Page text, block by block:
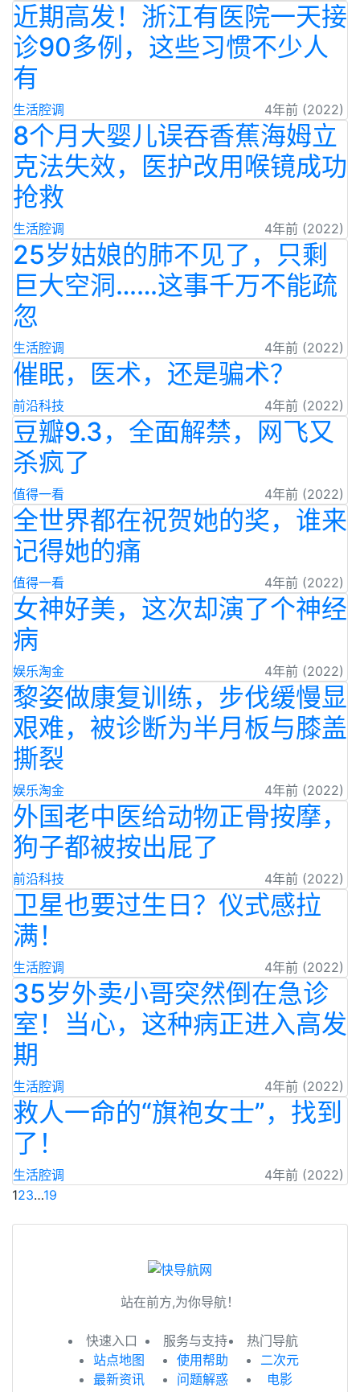
近期高发！浙江有医院一天接
诊90多例，这些习惯不少人
有
生活腔调 4年前 (2022)
8个月大婴儿误吞香蕉海姆立
克法失效，医护改用喉镜成功
抢救
生活腔调 4年前 (2022)
25岁姑娘的肺不见了，只剩
巨大空洞……这事千万不能疏
忽
生活腔调 4年前 (2022)
催眠，医术，还是骗术？
前沿科技 4年前 (2022)
​豆瓣9.3，全面解禁，网飞又
杀疯了
值得一看 4年前 (2022)
全世界都在祝贺她的奖，谁来
记得她的痛
值得一看 4年前 (2022)
女神好美，这次却演了个神经
病
娱乐淘金 4年前 (2022)
黎姿做康复训练，步伐缓慢显
艰难，被诊断为半月板与膝盖
撕裂
娱乐淘金 4年前 (2022)
外国老中医给动物正骨按摩，
狗子都被按出屁了
前沿科技 4年前 (2022)
卫星也要过生日？仪式感拉
满！
生活腔调 4年前 (2022)
35岁外卖小哥突然倒在急诊
室！当心，这种病正进入高发
期
生活腔调 4年前 (2022)
救人一命的“旗袍女士”，找到
了！
生活腔调
4年前 (2022)
123…19
站在前方,为你导航！
快速入口
站点地图
最新资讯
服务与支持
使用帮助
问题解惑
热门导航
二次元
电影